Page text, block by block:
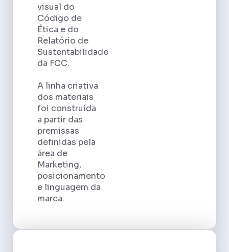
visual do
Código de
Ética e do
Relatório de
Sustentabilidade
da FCC.
A linha criativa
dos materiais
foi construída
a partir das
premissas
definidas pela
área de
Marketing,
posicionamento
e linguagem da
marca.